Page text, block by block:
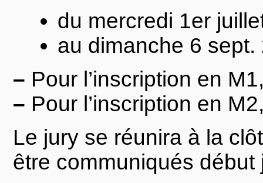
du mercredi 1er
au dimanche 6 sept.
– Pour l’inscription en
– Pour l’inscription en
Le jury se réunira à la
être communiqués début